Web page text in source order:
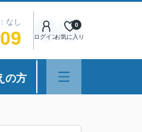
なし
ログインお気に入り
0
の方